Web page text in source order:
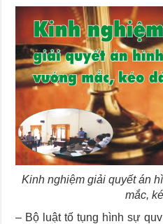
Kinh nghiệm giải quyết án
mắc,
– Bộ luật tố tụng hình sự